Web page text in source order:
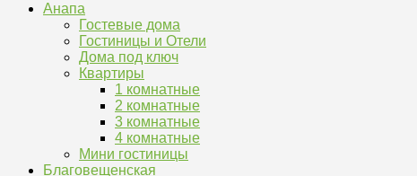
Анапа
Гостевые дома
Гостиницы и Отели
Дома под ключ
Квартиры
1 комнатные
2 комнатные
3 комнатные
4 комнатные
Мини гостиницы
Благовещенская